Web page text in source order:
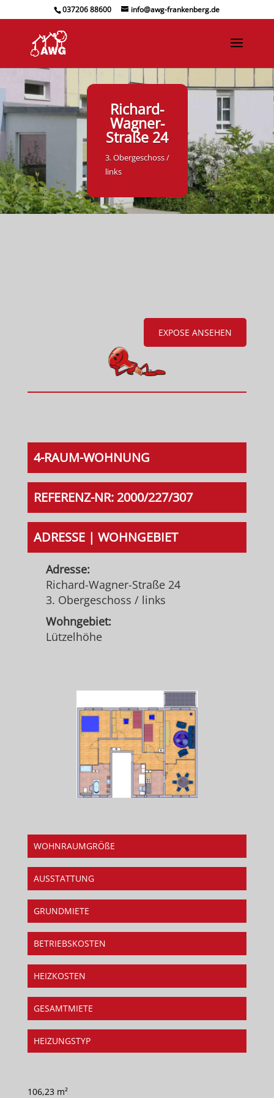
037206 88600 info@awg-frankenberg.de
Richard-
Wagner-
Straße 24
3. Obergeschoss /
links
EXPOSE ANSEHEN
4-RAUM-WOHNUNG
REFERENZ-NR: 2000/227/307
ADRESSE | WOHNGEBIET
Adresse:
Richard-Wagner-Straße 24
3. Obergeschoss / links
Wohngebiet:
Lützelhöhe
WOHNRAUMGRÖßE
AUSSTATTUNG
GRUNDMIETE
BETRIEBSKOSTEN
HEIZKOSTEN
GESAMTMIETE
HEIZUNGSTYP
106,23 m²